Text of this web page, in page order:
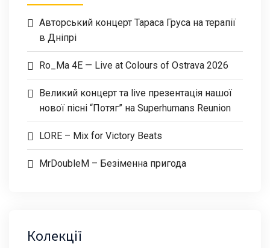
Авторський концерт Тараса Груса на терапії
в Дніпрі
Ro_Ma 4E — Live at Colours of Ostrava 2026
Великий концерт та live презентація нашої
нової пісні “Потяг” на Superhumans Reunion
LORE – Mix for Victory Beats
MrDoubleM – Безіменна пригода
Колекції